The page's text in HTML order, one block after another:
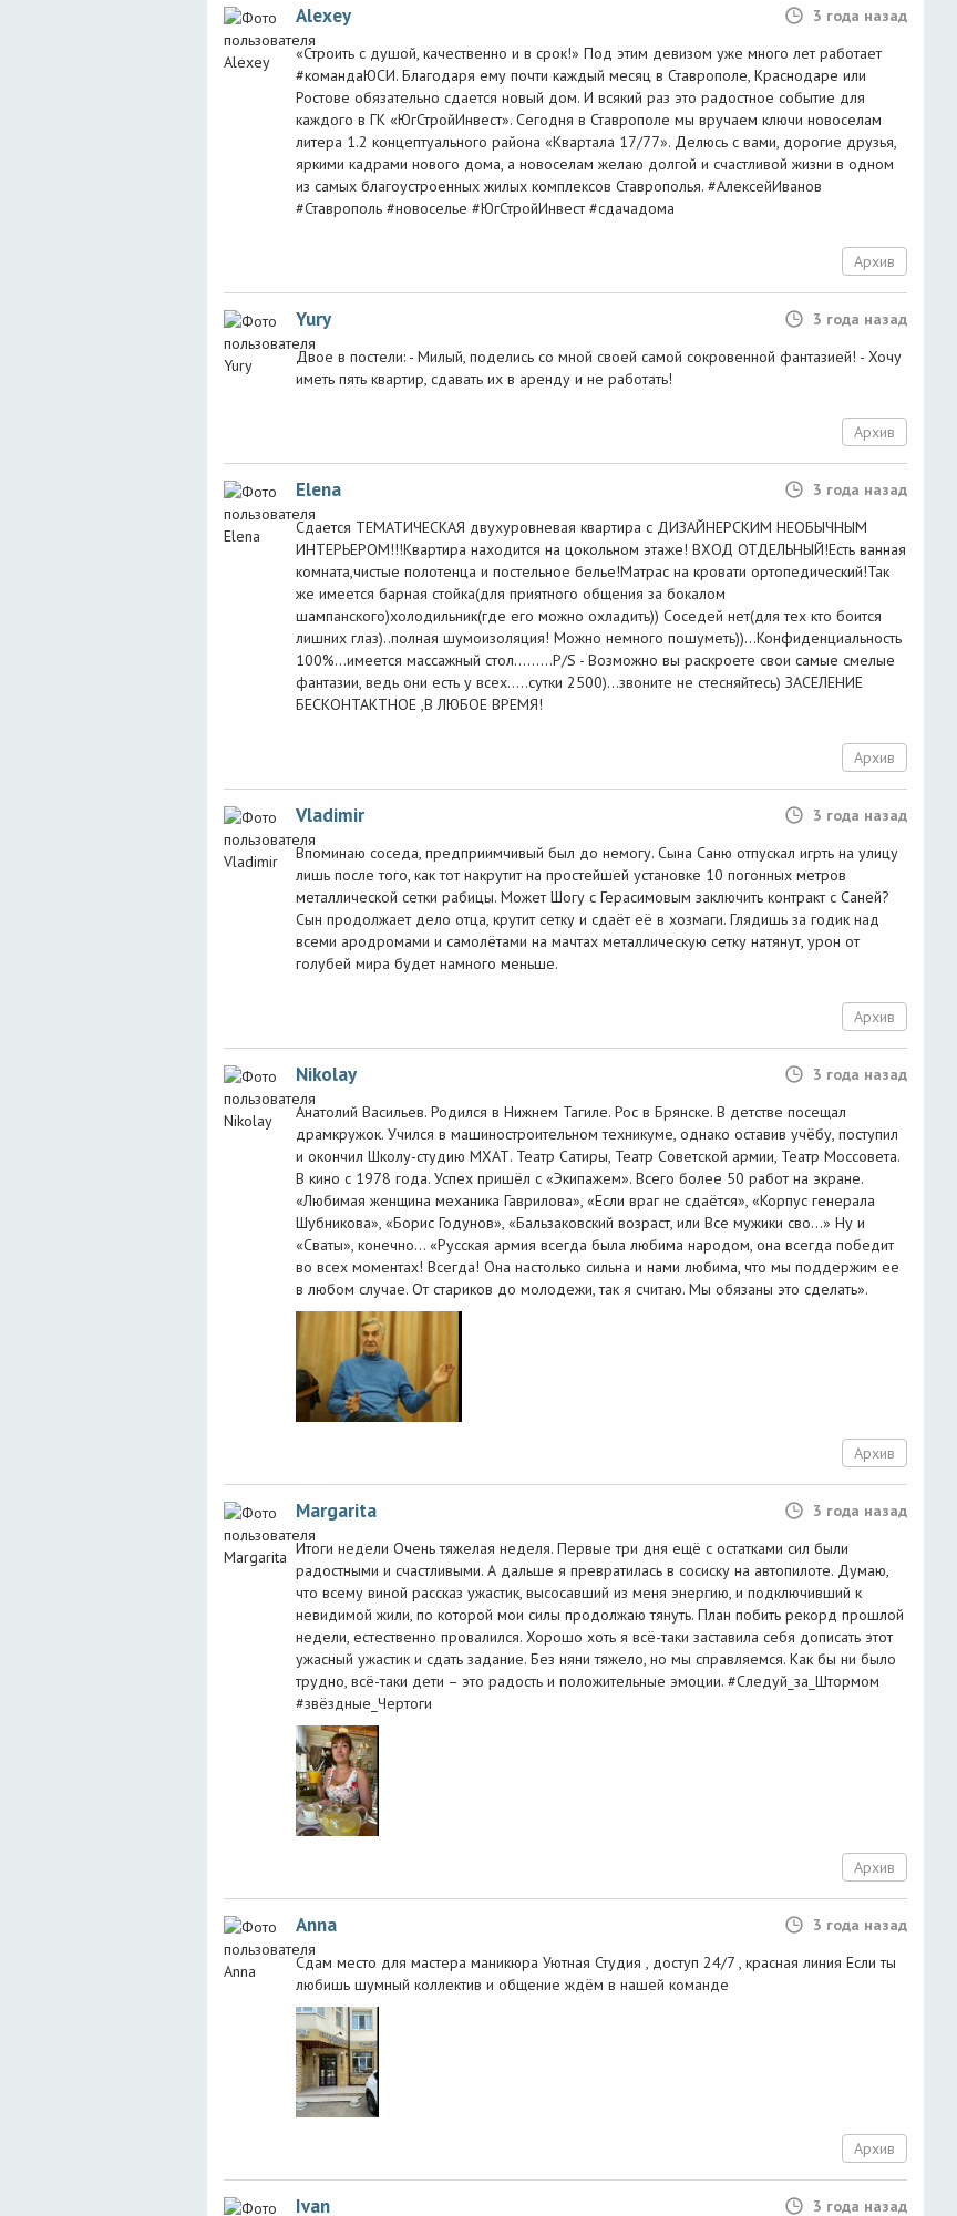
Alexey
3 года назад
«Строить с душой, качественно и в срок!» Под этим девизом уже много лет работает
#командаЮСИ. Благодаря ему почти каждый месяц в Ставрополе, Краснодаре или
Ростове обязательно сдается новый дом. И всякий раз это радостное событие для
каждого в ГК «ЮгСтройИнвест». Сегодня в Ставрополе мы вручаем ключи новоселам
литера 1.2 концептуального района «Квартала 17/77». Делюсь с вами, дорогие друзья,
яркими кадрами нового дома, а новоселам желаю долгой и счастливой жизни в одном
из самых благоустроенных жилых комплексов Ставрополья. #АлексейИванов
#Ставрополь #новоселье #ЮгСтройИнвест #сдачадома
Архив
Yury
3 года назад
Двое в постели: - Милый, поделись со мной своей самой сокровенной фантазией! - Хочу
иметь пять квартир, сдавать их в аренду и не работать!
Архив
Elena
3 года назад
Сдается ТЕМАТИЧЕСКАЯ двухуровневая квартира с ДИЗАЙНЕРСКИМ НЕОБЫЧНЫМ
ИНТЕРЬЕРОМ!!!Квартира находится на цокольном этаже! ВХОД ОТДЕЛЬНЫЙ!Есть ванная
комната,чистые полотенца и постельное белье!Матрас на кровати ортопедический!Так
же имеется барная стойка(для приятного общения за бокалом
шампанского)холодильник(где его можно охладить)) Соседей нет(для тех кто боится
лишних глаз)..полная шумоизоляция! Можно немного пошуметь))...Конфиденциальность
100%...имеется массажный стол.........P/S - Возможно вы раскроете свои самые смелые
фантазии, ведь они есть у всех.....сутки 2500)...звоните не стесняйтесь) ЗАСЕЛЕНИЕ
БЕСКОНТАКТНОЕ ,В ЛЮБОЕ ВРЕМЯ!
Архив
Vladimir
3 года назад
Впоминаю соседа, предприимчивый был до немогу. Сына Саню отпускал игрть на улицу
лишь после того, как тот накрутит на простейшей установке 10 погонных метров
металлической сетки рабицы. Может Шогу с Герасимовым заключить контракт с Саней?
Сын продолжает дело отца, крутит сетку и сдаёт её в хозмаги. Глядишь за годик над
всеми ародромами и самолётами на мачтах металлическую сетку натянут, урон от
голубей мира будет намного меньше.
Архив
Nikolay
3 года назад
Анатолий Васильев. Родился в Нижнем Тагиле. Рос в Брянске. В детстве посещал
драмкружок. Учился в машиностроительном техникуме, однако оставив учёбу, поступил
и окончил Школу-студию МХАТ. Театр Сатиры, Театр Советской армии, Театр Моссовета.
В кино с 1978 года. Успех пришёл с «Экипажем». Всего более 50 работ на экране.
«Любимая женщина механика Гаврилова», «Если враг не сдаётся», «Корпус генерала
Шубникова», «Борис Годунов», «Бальзаковский возраст, или Все мужики сво…» Ну и
«Сваты», конечно… «Русская армия всегда была любима народом, она всегда победит
во всех моментах! Всегда! Она настолько сильна и нами любима, что мы поддержим ее
в любом случае. От стариков до молодежи, так я считаю. Мы обязаны это сделать».
Архив
Margarita
3 года назад
Итоги недели Очень тяжелая неделя. Первые три дня ещё с остатками сил были
радостными и счастливыми. А дальше я превратилась в сосиску на автопилоте. Думаю,
что всему виной рассказ ужастик, высосавший из меня энергию, и подключивший к
невидимой жили, по которой мои силы продолжаю тянуть. План побить рекорд прошлой
недели, естественно провалился. Хорошо хоть я всё-таки заставила себя дописать этот
ужасный ужастик и сдать задание. Без няни тяжело, но мы справляемся. Как бы ни было
трудно, всё-таки дети – это радость и положительные эмоции. #Следуй_за_Штормом
#звёздные_Чертоги
Архив
Anna
3 года назад
Сдам место для мастера маникюра Уютная Студия , доступ 24/7 , красная линия Если ты
любишь шумный коллектив и общение ждём в нашей команде
Архив
Ivan 3 года назад